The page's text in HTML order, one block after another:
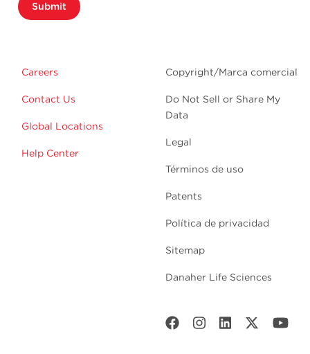
Submit
Careers
Contact Us
Global Locations
Help Center
Copyright/Marca comercial
Do Not Sell or Share My
Data
Legal
Términos de uso
Patents
Política de privacidad
Sitemap
Danaher Life Sciences